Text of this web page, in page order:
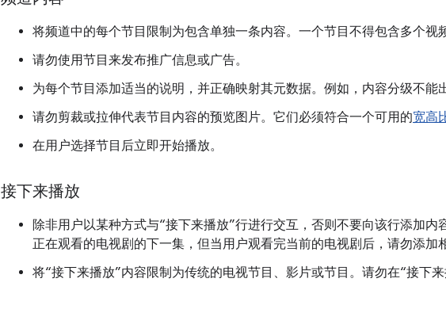
将频道中的每个节目限制为包含单独一条内容。一个节目不得包含多个视
请勿使用节目来发布推广信息或广告。
为每个节目添加适当的说明，并正确映射其元数据。例如，内容分级不能
请勿剪裁或拉伸代表节目内容的预览图片。它们必须符合一个可用的宽高
在用户选择节目后立即开始播放。
接下来播放
除非用户以某种方式与“接下来播放”行进行交互，否则不要向该行添加内
正在观看的电视剧的下一集，但当用户观看完当前的电视剧后，请勿添加
将“接下来播放”内容限制为传统的电视节目、影片或节目。请勿在“接下来